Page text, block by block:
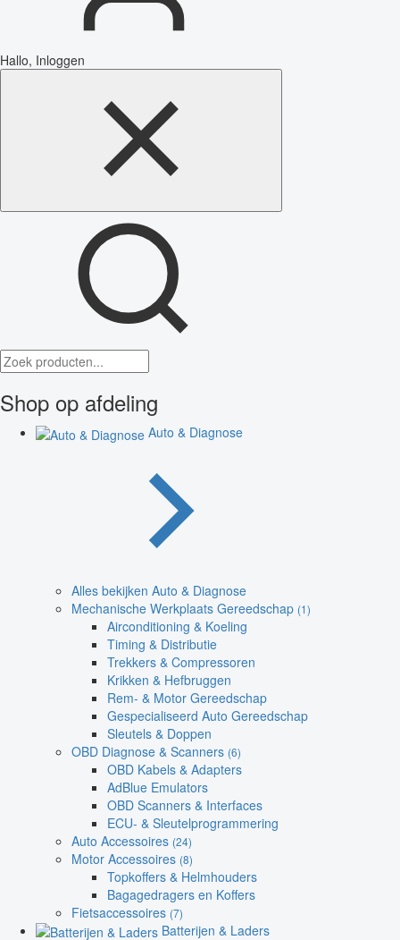
Hallo, Inloggen
Shop op afdeling
Auto & Diagnose
Alles bekijken Auto & Diagnose
Mechanische Werkplaats Gereedschap (1)
Airconditioning & Koeling
Timing & Distributie
Trekkers & Compressoren
Krikken & Hefbruggen
Rem- & Motor Gereedschap
Gespecialiseerd Auto Gereedschap
Sleutels & Doppen
OBD Diagnose & Scanners (6)
OBD Kabels & Adapters
AdBlue Emulators
OBD Scanners & Interfaces
ECU- & Sleutelprogrammering
Auto Accessoires (24)
Motor Accessoires (8)
Topkoffers & Helmhouders
Bagagedragers en Koffers
Fietsaccessoires (7)
Batterijen & Laders